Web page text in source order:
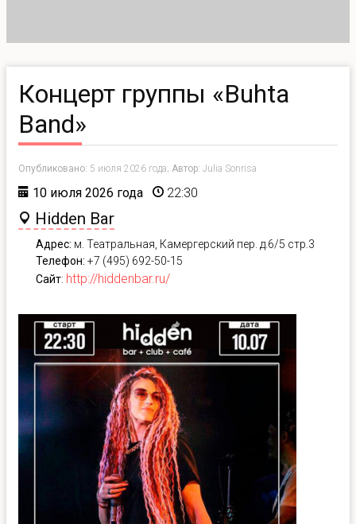
Концерт группы «Buhta
Band»
Опубликовано: 5 июля 2026 года; Автор: Julia Sonrisa
10 июля 2026 года 22:30
Hidden Bar
Адрес: м. Театральная, Камергерский пер. д.6/5 стр.3
Телефон: +7 (495) 692-50-15
Сайт: http://hiddenbar.ru/